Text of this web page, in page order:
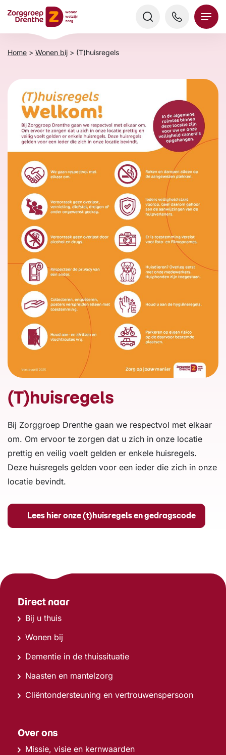
naar
content
Home > Wonen bij > (T)huisregels
(T)huisregels
Bij Zorggroep Drenthe gaan we respectvol met elkaar
om. Om ervoor te zorgen dat u zich in onze locatie
prettig en veilig voelt gelden er enkele huisregels.
Deze huisregels gelden voor een ieder die zich in onze
locatie bevindt.
Lees hier onze (t)huisregels en gedragscode
Direct naar
Bij u thuis
Wonen bij
Dementie in de thuissituatie
Naasten en mantelzorg
Cliëntondersteuning en vertrouwenspersoon
Over ons
Missie, visie en kernwaarden